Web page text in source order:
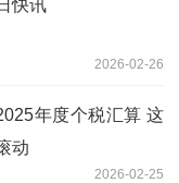
快讯
2026-02-26
年度个税汇算 这
动
2026-02-25